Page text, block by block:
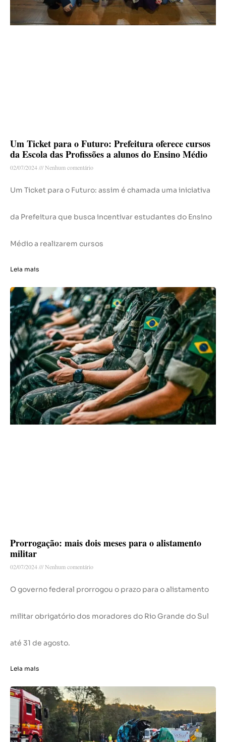
Um Ticket para o Futuro: Prefeitura oferece cursos
da Escola das Profissões a alunos do Ensino Médio
02/07/2024 Nenhum comentário
Um Ticket para o Futuro: assim é chamada uma iniciativa
da Prefeitura que busca incentivar estudantes do Ensino
Médio a realizarem cursos
Leia mais
Prorrogação: mais dois meses para o alistamento
militar
02/07/2024 Nenhum comentário
O governo federal prorrogou o prazo para o alistamento
militar obrigatório dos moradores do Rio Grande do Sul
até 31 de agosto.
Leia mais